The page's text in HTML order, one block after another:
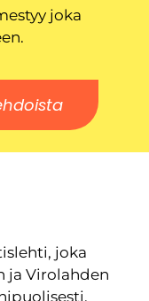
joka
joka
ja Virolahden